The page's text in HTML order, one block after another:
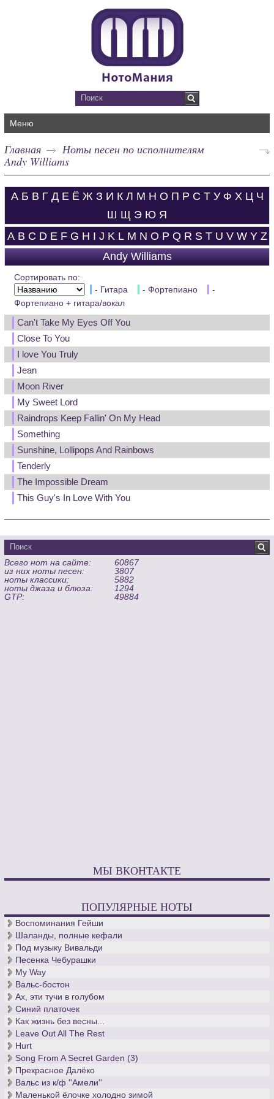
Меню
Главная
Ноты песен по исполнителям
Andy Williams
А Б В Г Д Е Ё Ж З И К Л М Н О П Р С Т У Ф Х Ц Ч
Ш Щ Э Ю Я
A B C D E F G H I J K L M N O P Q R S T U V W Y Z
Andy Williams
Сортировать по:
- Гитара
- Фортепиано
-
Фортепиано + гитара/вокал
Can't Take My Eyes Off You
Close To You
I love You Truly
Jean
Moon River
My Sweet Lord
Raindrops Keep Fallin' On My Head
Something
Sunshine, Lollipops And Rainbows
Tenderly
The Impossible Dream
This Guy's In Love With You
Всего нот на сайте:
60867
из них ноты песен:
3807
ноты классики:
5882
ноты джаза и блюза:
1294
GTP:
49884
МЫ ВКОНТАКТЕ
ПОПУЛЯРНЫЕ НОТЫ
Воспоминания Гейши
Шаланды, полные кефали
Под музыку Вивальди
Песенка Чебурашки
My Way
Вальс-бостон
Ах, эти тучи в голубом
Синий платочек
Как жизнь без весны...
Leave Out All The Rest
Hurt
Song From A Secret Garden (3)
Прекрасное Далёко
Вальс из к/ф ''Амели''
Маленькой ёлочке холодно зимой